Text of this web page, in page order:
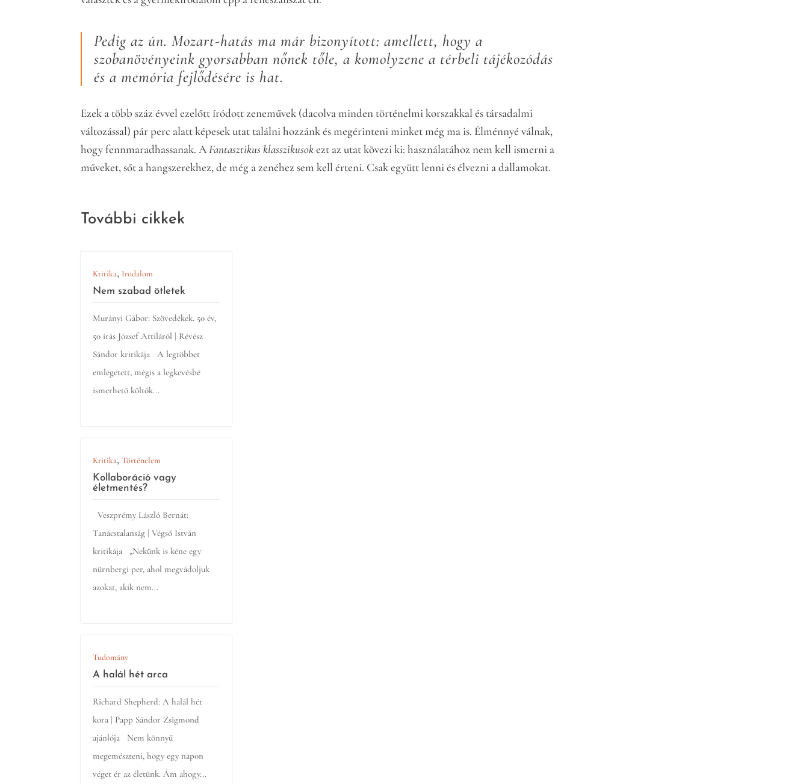
Pedig az ún. Mozart-hatás ma már bizonyított: amellett, hogy a
szobanövényeink gyorsabban nőnek tőle, a komolyzene a térbeli tájékozódás
és a memória fejlődésére is hat.
Ezek a több száz évvel ezelőtt íródott zeneművek (dacolva minden történelmi korszakkal és társadalmi
változással) pár perc alatt képesek utat találni hozzánk és megérinteni minket még ma is. Élménnyé válnak,
hogy fennmaradhassanak. AFantasztikus klasszikusokezt az utat kövezi ki: használatához nem kell ismerni a
műveket, sőt a hangszerekhez, de még a zenéhez sem kell érteni. Csak együtt lenni és élvezni a dallamokat.
További cikkek
Kritika, Irodalom
Nem szabad ötletek
Murányi Gábor: Szövedékek. 50 év,
50 írás József Attiláról | Révész
Sándor kritikája A legtöbbet
emlegetett, mégis a legkevésbé
ismerhető költők...
Kritika,Történelem
Kollaboráció vagy
életmentés?
Veszprémy László Bernát:
Tanácstalanság | Végső István
kritikája „Nekünk is kéne egy
nürnbergi per, ahol megvádoljuk
azokat, akik nem...
Tudomány
A halál hét arca
Richard Shepherd: A halál hét
kora | Papp Sándor Zsigmond
ajánlója Nem könnyű
megemészteni, hogy egy napon
véget ér az életünk. Ám ahogy...